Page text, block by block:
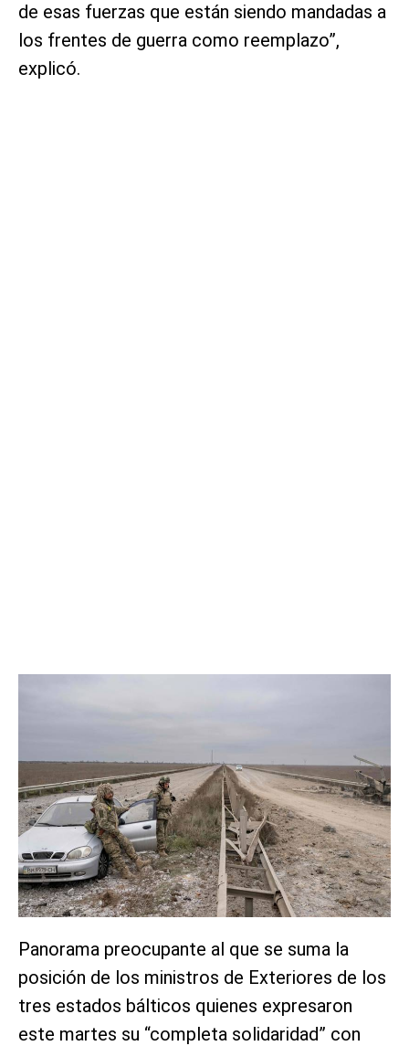
de esas fuerzas que están siendo mandadas a
los frentes de guerra como reemplazo”,
explicó.
Panorama preocupante al que se suma la
posición de los ministros de Exteriores de los
tres estados bálticos quienes expresaron
este martes su “completa solidaridad” con